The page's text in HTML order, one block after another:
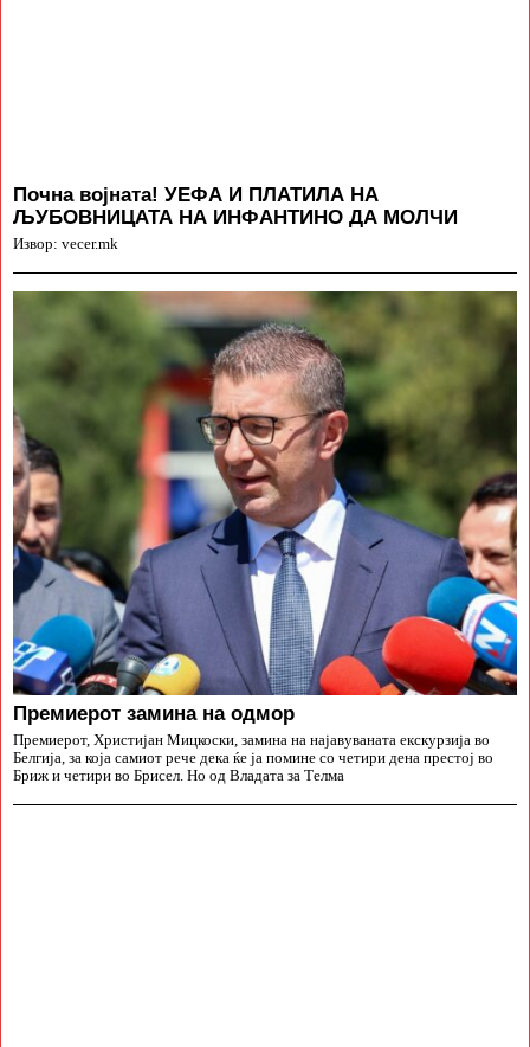
Почна војната! УЕФА И ПЛАТИЛА НА
ЉУБОВНИЦАТА НА ИНФАНТИНО ДА МОЛЧИ
Извор: vecer.mk
Премиерот замина на одмор
Премиерот, Христијан Мицкоски, замина на најавуваната екскурзија во
Белгија, за која самиот рече дека ќе ја помине со четири дена престој во
Бриж и четири во Брисел. Но од Владата за Телма